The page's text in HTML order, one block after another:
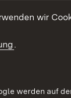
wir
.
werden auf